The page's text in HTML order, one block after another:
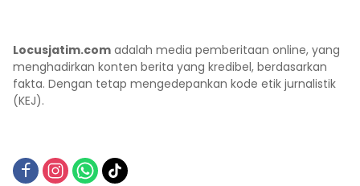
Locusjatim.com adalah media pemberitaan online, yang
menghadirkan konten berita yang kredibel, berdasarkan
fakta. Dengan tetap mengedepankan kode etik jurnalistik
(KEJ).